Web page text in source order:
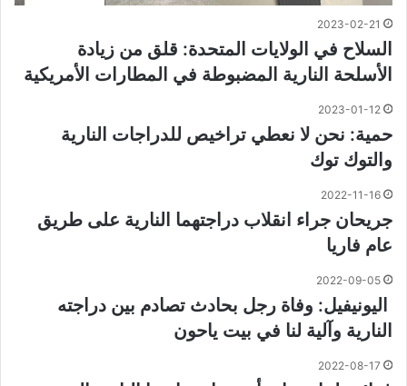
2023-02-21
السلاح في الولايات المتحدة: قلق من زيادة
الأسلحة النارية المضبوطة في المطارات الأمريكية
2023-01-12
حمية: نحن لا نعطي تراخيص للدراجات النارية
والتوك توك
2022-11-16
جريحان جراء انقلاب دراجتهما النارية على طريق
عام فاريا
2022-09-05
اليونيفيل: وفاة رجل بحادث تصادم بين دراجته
النارية وآلية لنا في بيت ياحون
2022-08-17